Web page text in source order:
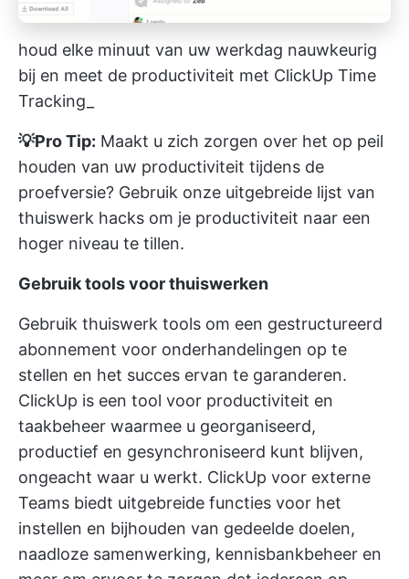
houd elke minuut van uw werkdag nauwkeurig
bij en meet de productiviteit met ClickUp Time
Tracking_
💡Pro Tip: Maakt u zich zorgen over het op peil
houden van uw productiviteit tijdens de
proefversie? Gebruik onze uitgebreide lijst van
thuiswerk hacks om je productiviteit naar een
hoger niveau te tillen.
Gebruik tools voor thuiswerken
Gebruik thuiswerk tools om een gestructureerd
abonnement voor onderhandelingen op te
stellen en het succes ervan te garanderen.
ClickUp is een tool voor productiviteit en
taakbeheer waarmee u georganiseerd,
productief en gesynchroniseerd kunt blijven,
ongeacht waar u werkt. ClickUp voor externe
Teams biedt uitgebreide functies voor het
instellen en bijhouden van gedeelde doelen,
naadloze samenwerking, kennisbankbeheer en